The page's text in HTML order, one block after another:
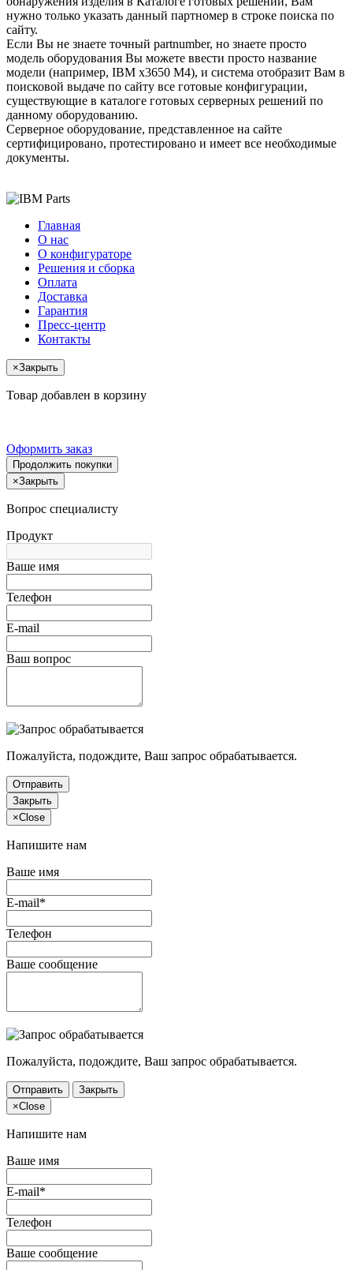
нужно только указать данный партномер в строке поиска по
сайту.
Если Вы не знаете точный partnumber, но знаете просто
модель оборудования Вы можете ввести просто название
модели (например, IBM x3650 М4), и система отобразит Вам в
поисковой выдаче по сайту все готовые конфигурации,
существующие в каталоге готовых серверных решений по
данному оборудованию.
Серверное оборудование, представленное на сайте
сертифицировано, протестировано и имеет все необходимые
документы.
Главная
О нас
О конфигураторе
Решения и сборка
Оплата
Доставка
Гарантия
Пресс-центр
Контакты
×Закрыть
Товар добавлен в корзину
Оформить заказ
Продолжить покупки
×Закрыть
Вопрос специалисту
Продукт
Ваше имя
Телефон
E-mail
Ваш вопрос
Пожалуйста, подождите, Ваш запрос обрабатывается.
Отправить
Закрыть
×Close
Напишите нам
Ваше имя
E-mail*
Телефон
Ваше сообщение
Пожалуйста, подождите, Ваш запрос обрабатывается.
Отправить
Закрыть
×Close
Напишите нам
Ваше имя
E-mail*
Телефон
Ваше сообщение